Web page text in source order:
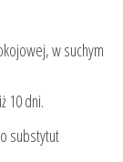
w suchym
10 dni.
substytut